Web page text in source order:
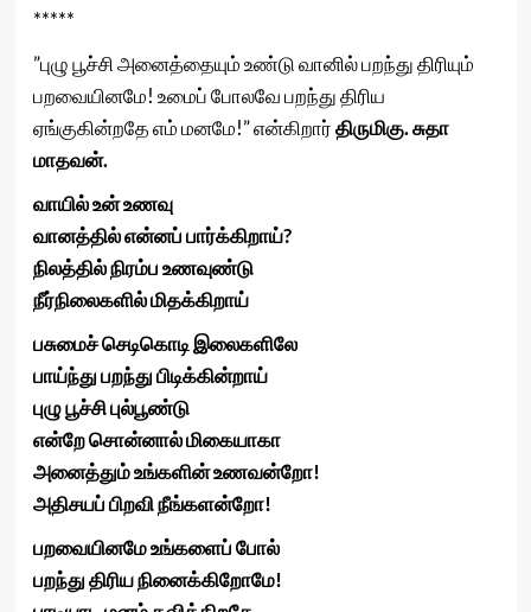
*****
”புழு பூச்சி அனைத்தையும் உண்டு வானில் பறந்து திரியும்
பறவையினமே! உமைப் போலவே பறந்து திரிய
ஏங்குகின்றதே எம் மனமே!” என்கிறார்திருமிகு. சுதா
மாதவன்.
வாயில் உன் உணவு
வானத்தில் என்னப் பார்க்கிறாய்?
நிலத்தில் நிரம்ப உணவுண்டு
நீர்நிலைகளில் மிதக்கிறாய்
பசுமைச் செடிகொடி இலைகளிலே
பாய்ந்து பறந்து பிடிக்கின்றாய்
புழு பூச்சி புல்பூண்டு
என்றே சொன்னால் மிகையாகா
அனைத்தும் உங்களின் உணவன்றோ!
அதிசயப் பிறவி நீங்களன்றோ!
பறவையினமே உங்களைப் போல்
பறந்து திரிய நினைக்கிறோமே!